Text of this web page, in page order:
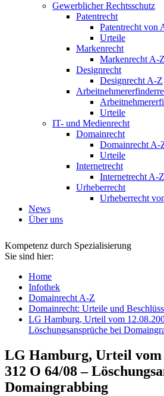
Gewerblicher Rechtsschutz
Patentrecht
Patentrecht von
Urteile
Markenrecht
Markenrecht A-Z
Designrecht
Designrecht A-Z
Urteile
IT- und Medienrecht
Domainrecht
Domainrecht A-
Urteile
Internetrecht
Internetrecht A-Z
Urheberrecht
Urheberrecht
News
Über uns
Kompetenz durch Spezialisierung
Sie sind hier:
Home
Infothek
Domainrecht A-Z
Domainrecht: Urteile und
LG Hamburg, Urteil vom
Löschungsansprüche bei
LG Hamburg, Urteil vom
312 O 64/08 –
Domaingrabbing